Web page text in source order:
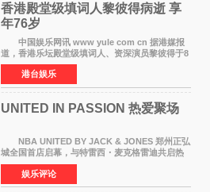
香港殿堂级填词人黎彼得病逝 享
年76岁​
中国娱乐网讯 www yule com cn 据港媒报
道，香港乐坛殿堂级填词人、资深演员黎彼得于8
月5日上午因病离世，终年76岁。好友钟志光透
露，黎彼得今年3月中风后便卧床休养，身体机能
持续衰退，最
港台娱乐
UNITED IN PASSION 热爱聚场
NBA UNITED BY JACK & JONES 郑州正弘
城全国首店启幕，与特雷西・麦克格雷迪共启热
爱 2026 年7 月21 日，
NBAUNITEDBYJACK&JONES 全国首店，于郑
州正弘城正式启幕。NBA 传奇球星
娱乐评论